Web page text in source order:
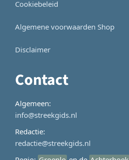
Cookiebeleid
Algemene voorwaarden Shop
Disclaimer
Contact
Algemeen:
info@streekgids.nl
Redactie:
redactie@streekgids.nl